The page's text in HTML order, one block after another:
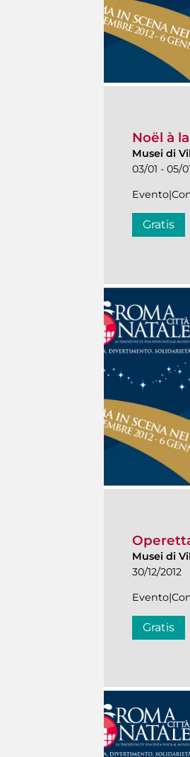
Noël à
Musei di
03/01 - 05/
Gratis
Musei di
30/12/2012
Gratis